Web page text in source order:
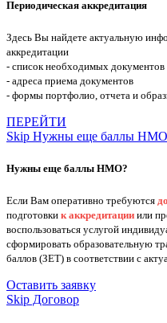
Периодическая аккредитация
Здесь Вы найдете актуальную
аккредитации
- список необходимых документов
- адреса приема документов
- формы портфолио, отчета и
ПЕРЕЙТИ
Skip Нужны еще баллы
Нужны еще баллы НМО?
Если Вам оперативно требуются
подготовки к аккредитации или
воспользоваться услугой
сформировать образовательную
баллов (ЗЕТ) в соответствии с
Оставить заявку
Skip Договор